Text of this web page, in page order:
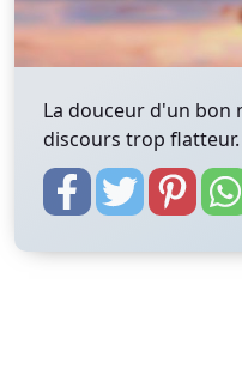
La douceur d'un bon
discours trop flatteur.